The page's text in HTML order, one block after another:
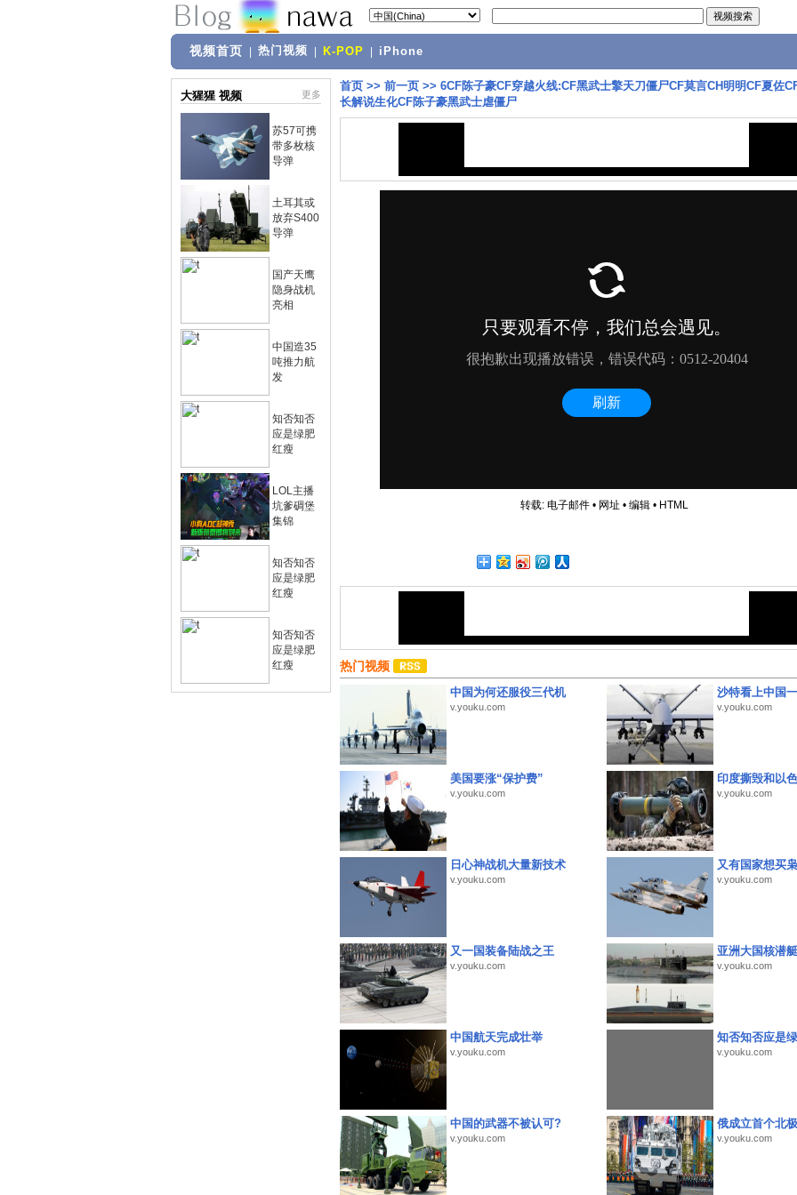
视频首页 热门视频 K-POP iPhone
大猩猩 视频 更多
苏57可携
带多枚核
导弹
土耳其或
放弃S400
导弹
国产天鹰
隐身战机
亮相
中国造35
吨推力航
发
知否知否
应是绿肥
红瘦
LOL主播
坑爹碉堡
集锦
知否知否
应是绿肥
红瘦
知否知否
应是绿肥
红瘦
首页 >> 前一页 >> 6CF陈子豪CF穿越火线:CF黑武士擎天刀僵尸CF莫言CH明明CF夏佐
长解说生化CF陈子豪黑武士虐僵尸
转载: 电子邮件• 网址 • 编辑• HTML
热门视频
中国为何还服役三代机
v.youku.com
沙特看上中国
v.youku.com
美国要涨“保护费”
v.youku.com
印度撕毁和以
v.youku.com
日心神战机大量新技术
v.youku.com
又有国家想买
v.youku.com
又一国装备陆战之王
v.youku.com
亚洲大国核潜
v.youku.com
中国航天完成壮举
v.youku.com
知否知否应是
v.youku.com
中国的武器不被认可?
v.youku.com
俄成立首个北
v.youku.com